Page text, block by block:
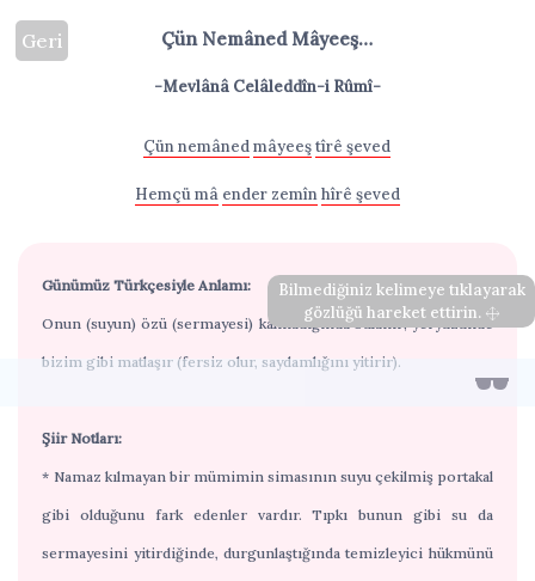
Geri Çün Nemâned Mâyeeş…
-Mevlânâ Celâleddîn-i Rûmî-
Çün nemâned mâyeeş tîrê şeved
Hemçü mâ ender zemînhîrê şeved
Günümüz Türkçesiyle Anlamı:
Onun (suyun) özü (sermayesi) kalmadığında bulanır; yeryüzünde
bizim gibi matlaşır (fersiz olur, saydamlığını yitirir).
Şiir Notları:
* Namaz kılmayan bir mümimin simasının suyu çekilmiş portakal
gibi olduğunu fark edenler vardır. Tıpkı bunun gibi su da
sermayesini yitirdiğinde, durgunlaştığında temizleyici hükmünü
Bilmediğiniz kelimeye tıklayarak
gözlüğü hareket ettirin.